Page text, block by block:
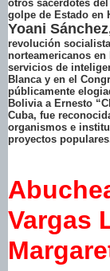
otros sacerdotes
golpe de Estado en
Yoani
revolución
norteamericanos
servicios de
Blanca y en el
públicamente
Bolivia a Ernesto
Cuba, fue
organismos e
proyectos
Vargas